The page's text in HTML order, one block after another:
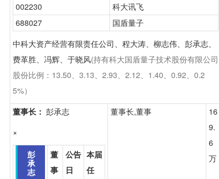
002230
科大讯飞
688027
国盾量子
中科大资产经营有限责任公司、程大涛、柳志伟、彭承志、
费革胜、冯辉、于晓风(持有科大国盾量子技术股份有限公司
股份比例：13.50、3.13、2.93、2.12、1.40、0.92、0.2
5%）
董事长： 彭承志
×
彭
承
志
董
事
公告
日
本届
任
董事长,董事
16
9.
6
万